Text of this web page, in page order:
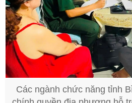
Các ngành chức năng tỉnh